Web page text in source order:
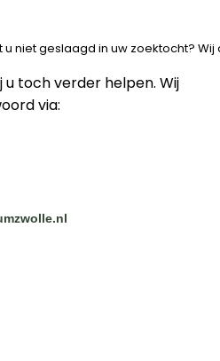
niet geslaagd in uw zoektocht?
u toch verder helpen. Wij
via: